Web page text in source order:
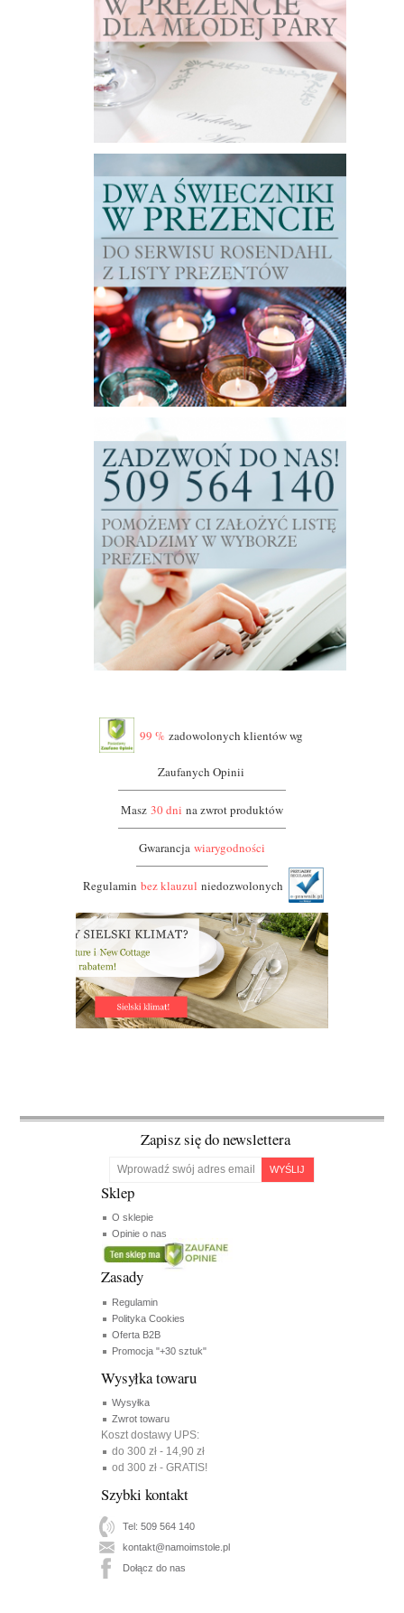
99 % zadowolonych klientów wg
Zaufanych Opinii
Masz 30 dni na zwrot produktów
Gwarancja wiarygodności
Regulamin bez klauzul niedozwolonych
Zapisz się do newslettera
WYŚLIJ
Sklep
O sklepie
Opinie o nas
Zasady
Regulamin
Polityka Cookies
Oferta B2B
Promocja "+30 sztuk"
Wysyłka towaru
Wysyłka
Zwrot towaru
Koszt dostawy UPS:
do 300 zł - 14,90 zł
od 300 zł - GRATIS!
Szybki kontakt
Tel: 509 564 140
kontakt@namoimstole.pl
Dołącz do nas